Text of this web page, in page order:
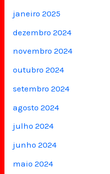
janeiro 2025
dezembro 2024
novembro 2024
outubro 2024
setembro 2024
agosto 2024
julho 2024
junho 2024
maio 2024